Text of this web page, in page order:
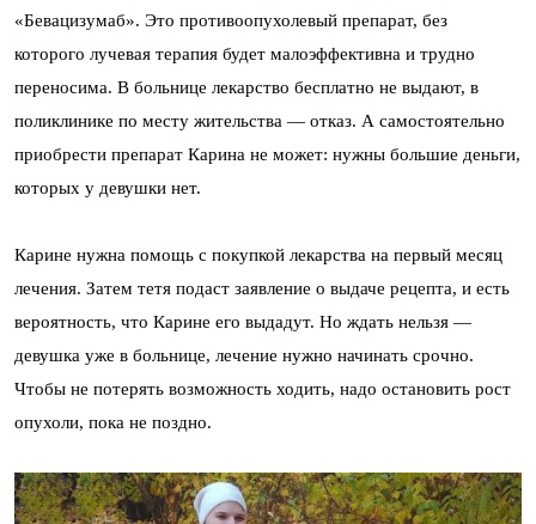
«Бевацизумаб». Это противоопухолевый препарат, без
которого лучевая терапия будет малоэффективна и трудно
переносима. В больнице лекарство бесплатно не выдают, в
поликлинике по месту жительства — отказ. А самостоятельно
приобрести препарат Карина не может: нужны большие деньги,
которых у девушки нет.
Карине нужна помощь с покупкой лекарства на первый месяц
лечения. Затем тетя подаст заявление о выдаче рецепта, и есть
вероятность, что Карине его выдадут. Но ждать нельзя —
девушка уже в больнице, лечение нужно начинать срочно.
Чтобы не потерять возможность ходить, надо остановить рост
опухоли, пока не поздно.